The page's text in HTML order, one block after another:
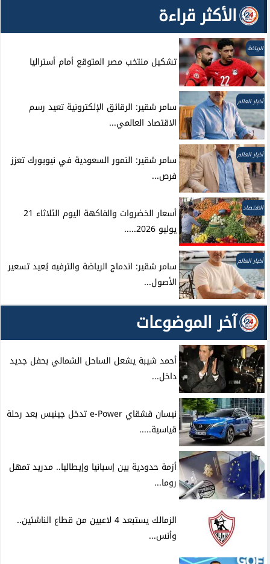
الأكثر قراءة
الرياضة
تشكيل منتخب مصر المتوقع أمام أستراليا
أخبار العالم
سامر شقير: الرقائق الإلكترونية تعيد رسم
الاقتصاد العالمي...
أخبار العالم
سامر شقير: التمور السعودية في نيويورك تعزز
فرص...
الاقتصاد
أسعار الخضروات والفاكهة اليوم الثلاثاء 21
يوليو 2026.....
أخبار العالم
سامر شقير: اندماج الرياضة والترفيه يُعيد تسعير
الأصول...
آخر الموضوعات
أحمد شيبة يشعل الساحل الشمالي بحفل جديد
داخل...
نيسان قشقاي e-Power تدخل جينيس بعد رحلة
قياسية.....
أزمة حدودية بين إسبانيا وإيطاليا.. مدريد تمهل
روما...
الزمالك يستبعد 4 لاعبين من قطاع الناشئين..
وأنس...